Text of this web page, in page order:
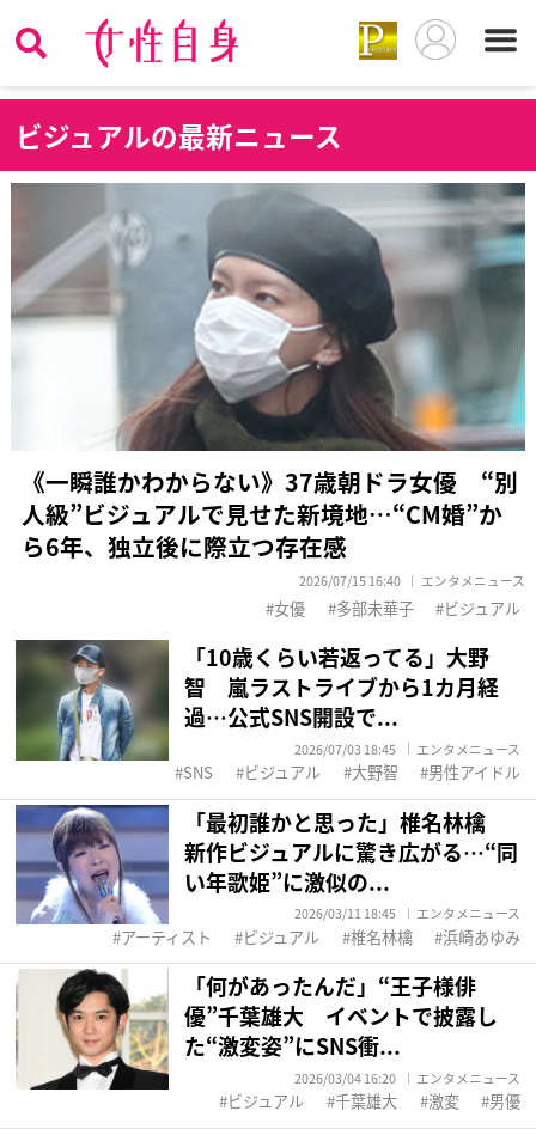
ビジュアルの最新ニュース
《一瞬誰かわからない》37歳朝ドラ女優 “別
人級”ビジュアルで見せた新境地…“CM婚”か
ら6年、独立後に際立つ存在感
2026/07/15 16:40 エンタメニュース
女優 多部未華子 ビジュアル
「10歳くらい若返ってる」大野
智 嵐ラストライブから1カ月経
過…公式SNS開設で...
2026/07/03 18:45 エンタメニュース
SNS ビジュアル 大野智 男性アイドル
「最初誰かと思った」椎名林檎
新作ビジュアルに驚き広がる…“同
い年歌姫”に激似の...
2026/03/11 18:45 エンタメニュース
アーティスト ビジュアル 椎名林檎 浜崎あゆみ
「何があったんだ」“王子様俳
優”千葉雄大 イベントで披露し
た“激変姿”にSNS衝...
2026/03/04 16:20 エンタメニュース
ビジュアル 千葉雄大 激変 男優